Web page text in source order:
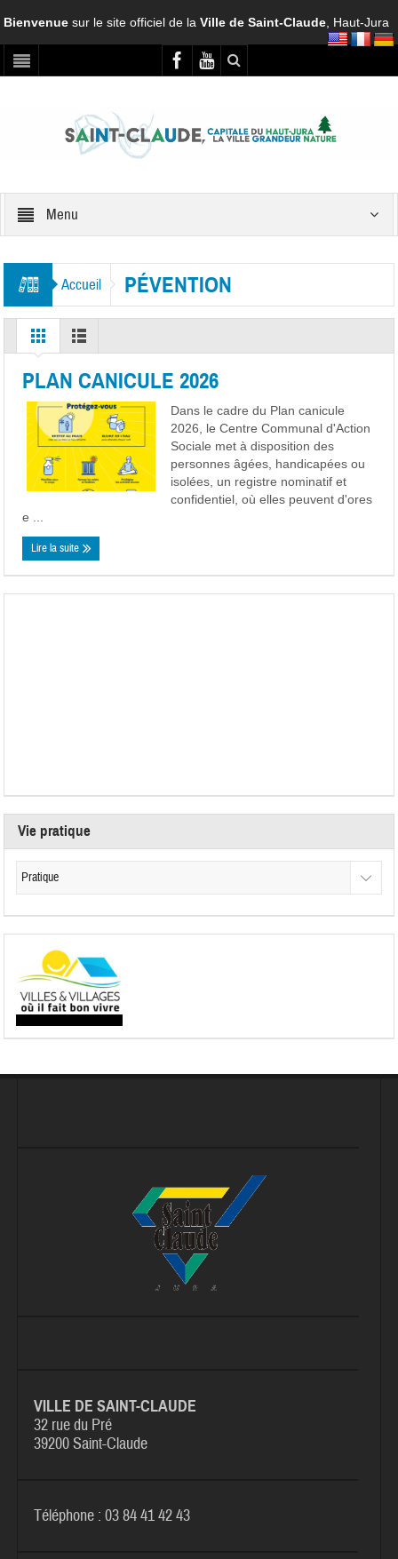
Bienvenuesur le site officiel de laVille de Saint-Claude , Haut-Jura
Menu
Accueil PÉVENTION
PLAN CANICULE 2026
Dans le cadre du Plan canicule
2026, le Centre Communal d'Action
Sociale met à disposition des
personnes âgées, handicapées ou
isolées, un registre nominatif et
confidentiel, où elles peuvent d'ores
e ...
Lire la suite
Vie pratique
VILLE DE SAINT-CLAUDE
32 rue du Pré
39200 Saint-Claude
Téléphone : 03 84 41 42 43